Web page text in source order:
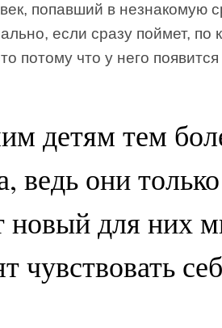
попавший в незнакомую
если сразу поймет, по
потому что у него
детям тем
ведь они
новый для них
чувствовать